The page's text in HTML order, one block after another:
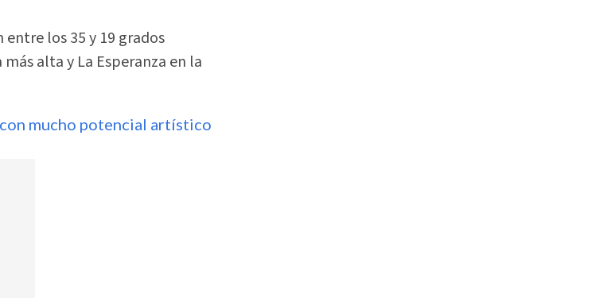
los 35 y 19 grados
alta y La Esperanza en la
mucho potencial artístico